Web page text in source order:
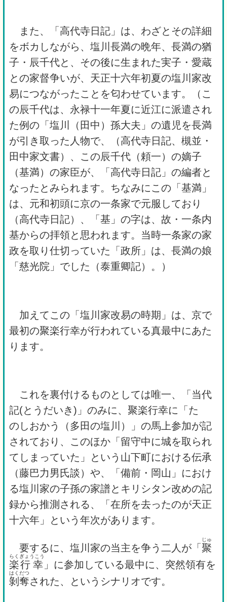
また、「高代寺日記」は、わざとその詳細
をボカしながら、塩川長満の晩年、長満の猶
子・辰千代と、その後に生まれた実子・愛蔵
との家督争いが、天正十六年初夏の塩川家改
易につながったことを匂わせています。（こ
の辰千代は、永禄十一年夏に近江に派遣され
た例の「塩川（田中）孫大夫」の遺児を長満
が引き取った人物で、（高代寺日記、槻並・
田中家文書）、この辰千代（頼一）の嫡子
（基満）の家臣が、「高代寺日記」の編者と
なったとみられます。ちなみにこの「基満」
は、元和初頭に京の一条家で元服しており
（高代寺日記）、「基」の字は、故・一条内
基からの拝領と思われます。当時一条家の家
政を取り仕切っていた「政所」は、長満の娘
「慈光院」でした（泰重卿記）。）
加えてこの「塩川家改易の時期」は、京で
最初の聚楽行幸が行われている真最中にあた
ります。
これを裏付けるものとしては唯一、「当代
記(とうだいき)」のみに、聚楽行幸に「たゝ
のしおかう（多田の塩川）」の馬上参加が記
されており、このほか「留守中に城を取られ
てしまっていた」という山下町における伝承
（藤巴力男氏談）や、「備前・岡山」におけ
る塩川家の子孫の家譜とキリシタン改めの記
録から推測される、「在所を去ったのが天正
十六年」という年次があります。
要するに、塩川家の当主を争う二人が「 聚
じゅ
楽
らく
行幸
ぎょうこう
」に参加している最中に、突然領有を
剝奪
はくだつ
された、というシナリオです。